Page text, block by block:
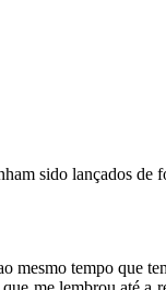
sido lançados de
mesmo tempo que